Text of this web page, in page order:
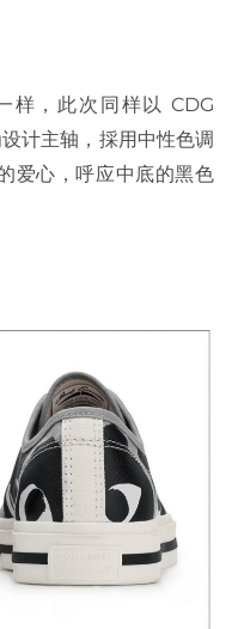
样，此次同样以 CDG
计主轴，採用中性色调
爱心，呼应中底的黑色